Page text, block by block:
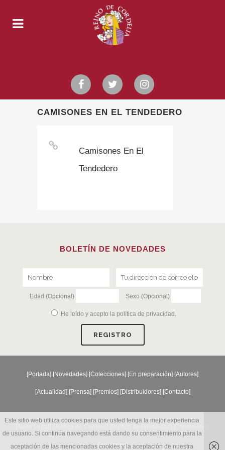
CAMISONES EN EL TENDEDERO
Camisones En El
Tendedero
BOLETÍN DE NOVEDADES
Edad (Opcional) Sexo (Opcional)
He leído y acepto la política de privacidad .
[Portada] [Novedades] [Colecciones] [En preparación] [Autores]
[Actualidad] [Prensa] [Premios] [Distribuidores] [Contacto]
Generales ]
Este sitio web utiliza cookies para que usted tenga la mejor experiencia
de usuario. Si continúa navegando está dando su consentimiento para la
aceptación de las mencionadas cookies y la aceptación de nuestra